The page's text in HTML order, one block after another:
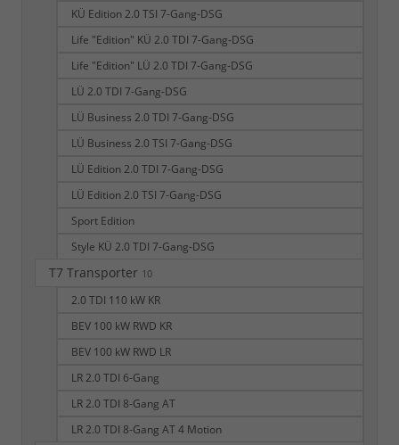
KÜ Edition 2.0 TSI 7-Gang-DSG
Life "Edition" KÜ 2.0 TDI 7-Gang-DSG
Life "Edition" LÜ 2.0 TDI 7-Gang-DSG
LÜ 2.0 TDI 7-Gang-DSG
LÜ Business 2.0 TDI 7-Gang-DSG
LÜ Business 2.0 TSI 7-Gang-DSG
LÜ Edition 2.0 TDI 7-Gang-DSG
LÜ Edition 2.0 TSI 7-Gang-DSG
Sport Edition
Style KÜ 2.0 TDI 7-Gang-DSG
T7 Transporter 10
2.0 TDI 110 kW KR
BEV 100 kW RWD KR
BEV 100 kW RWD LR
LR 2.0 TDI 6-Gang
LR 2.0 TDI 8-Gang AT
LR 2.0 TDI 8-Gang AT 4 Motion